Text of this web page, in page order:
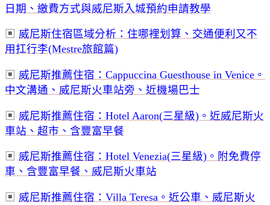
日期、繳費方式與威尼斯入城預約申請教學
▣ 威尼斯住宿區域分析：住哪裡划算、交通便利又不
用扛行李(Mestre旅館篇)
▣ 威尼斯推薦住宿：Cappuccina Guesthouse in Venice。
中文溝通、威尼斯火車站旁、近機場巴士
▣ 威尼斯推薦住宿：Hotel Aaron(三星級)。近威尼斯火
車站、超市、含豐富早餐
▣ 威尼斯推薦住宿：Hotel Venezia(三星級)。附免費停
車、含豐富早餐、威尼斯火車站
▣ 威尼斯推薦住宿：Villa Teresa。近公車、威尼斯火